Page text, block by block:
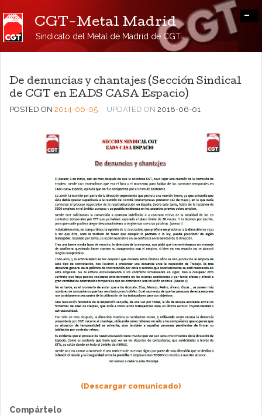
CGT-Metal Madrid
Sindicato del Metal de Madrid de CGT
-
De denuncias y chantajes (Sección Sindical
de CGT en EADS CASA Espacio)
POSTED ON 2014-06-05 UPDATED ON 2018-06-01
(Descargar comunicado)
Compártelo